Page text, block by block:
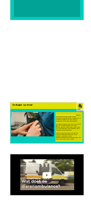
flinke wond onder zijn oksel die
Gedumpt op straat